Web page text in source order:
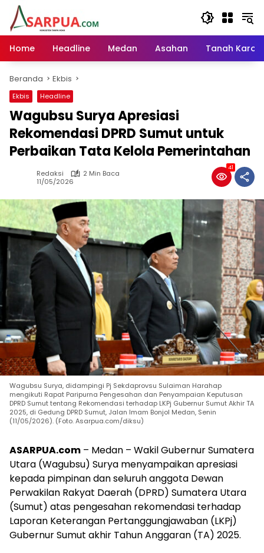
Langsung
konten
Home
Headline Medan Asahan Tanah Karo
Beranda Ekbis
Ekbis Headline
Wagubsu Surya Apresiasi
Rekomendasi DPRD Sumut untuk
Perbaikan Tata Kelola Pemerintahan
Redaksi
2 Min Baca
11/05/2026
41
Wagubsu Surya, didampingi Pj Sekdaprovsu Sulaiman Harahap
mengikuti Rapat Paripurna Pengesahan dan Penyampaian Keputusan
DPRD Sumut tentang Rekomendasi terhadap LKPj Gubernur Sumut Akhir TA
2025, di Gedung DPRD Sumut, Jalan Imam Bonjol Medan, Senin
(11/05/2026). (Foto. Asarpua.com/diksu)
ASARPUA.com – Medan – Wakil Gubernur Sumatera
Utara (Wagubsu) Surya menyampaikan apresiasi
kepada pimpinan dan seluruh anggota Dewan
Perwakilan Rakyat Daerah (DPRD) Sumatera Utara
(Sumut) atas pengesahan rekomendasi terhadap
Laporan Keterangan Pertanggungjawaban (LKPj)
Gubernur Sumut akhir Tahun Anggaran (TA) 2025.